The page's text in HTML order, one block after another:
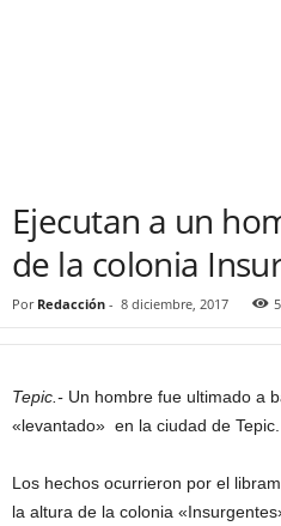
Ejecutan a un
de la colonia
Por Redacción - 8 diciembre, 2017
Tepic.- Un hombre fue ultimado a
«levantado» en la ciudad de Tepic.
Los hechos ocurrieron por el
la altura de la colonia